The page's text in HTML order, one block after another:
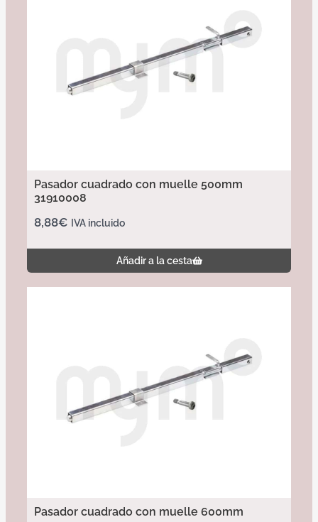
Pasador cuadrado con muelle 500mm
31910008
8,88€ IVA incluido
Añadir a la cesta
Pasador cuadrado con muelle 600mm